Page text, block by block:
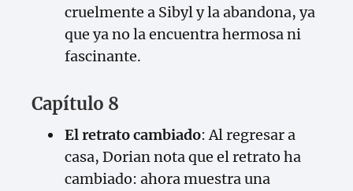
cruelmente a Sibyl y la abandona, ya
que ya no la encuentra hermosa ni
fascinante.
Capítulo 8
El retrato cambiado: Al regresar a
casa, Dorian nota que el retrato ha
cambiado: ahora muestra una